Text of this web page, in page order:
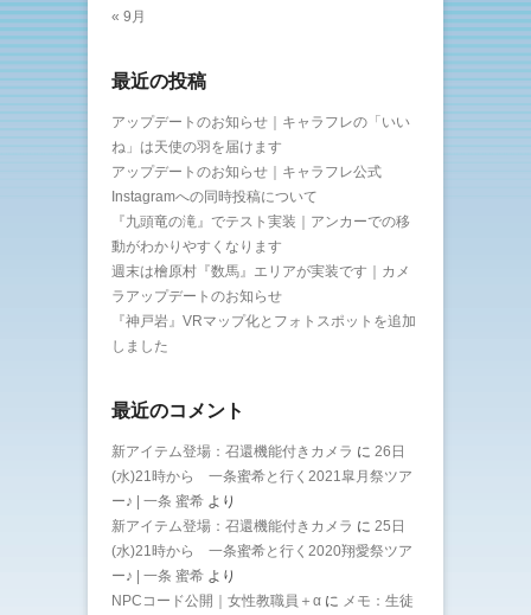
« 9月
最近の投稿
アップデートのお知らせ｜キャラフレの「いい
ね」は天使の羽を届けます
アップデートのお知らせ｜キャラフレ公式
Instagramへの同時投稿について
『九頭竜の滝』でテスト実装｜アンカーでの移
動がわかりやすくなります
週末は檜原村『数馬』エリアが実装です｜カメ
ラアップデートのお知らせ
『神戸岩』VRマップ化とフォトスポットを追加
しました
最近のコメント
新アイテム登場：召還機能付きカメラ に 26日
(水)21時から 一条蜜希と行く2021皐月祭ツア
ー♪ | 一条 蜜希 より
新アイテム登場：召還機能付きカメラ に 25日
(水)21時から 一条蜜希と行く2020翔愛祭ツア
ー♪ | 一条 蜜希 より
NPCコード公開｜女性教職員＋α に メモ：生徒